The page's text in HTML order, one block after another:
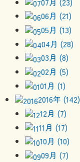
06月 (21)
05月 (13)
04月 (28)
03月 (8)
02月 (5)
01月 (1)
2016年 (142)
12月 (7)
11月 (17)
10月 (10)
09月 (7)